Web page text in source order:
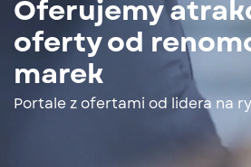
Oferujemy
oferty od
marek
Portale z ofertami od lidera na